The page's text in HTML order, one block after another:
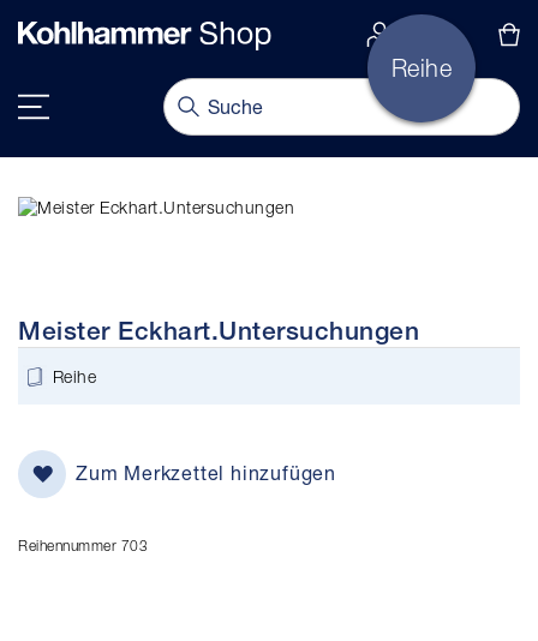
springen
Meister Eckhart.Untersuchungen
Reihe
Zum Merkzettel hinzufügen
Reihennummer 703